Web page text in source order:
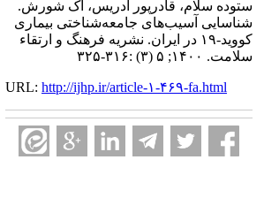
ستوده سلام، قادرپور ادریس، اک شورش.
شناسایی آسیب‌های جامعه‌شناختی بیماری
کووید-۱۹ در ایران. نشريه فرهنگ و ارتقاء
سلامت. ۱۴۰۰; ۵ (۳) :۳۱۶-۳۲۵
URL: http://ijhp.ir/article-۱-۴۶۹-fa.html